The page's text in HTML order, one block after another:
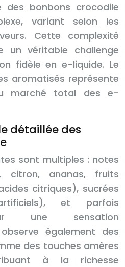
des bonbons crocodile
variant selon les
Cette complexité
un véritable challenge
fidèle en e-liquide. Le
aromatisés représente
marché total des e-
détaillée des
sont multiples : notes
citron, ananas, fruits
citriques), sucrées
et parfois
une sensation
également des
des touches amères
à la richesse